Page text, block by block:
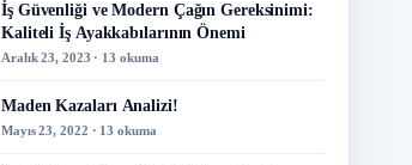
İş Güvenliği ve Modern Çağın Gereksinimi:
Kaliteli İş Ayakkabılarının Önemi
Aralık 23, 2023 · 13 okuma
Maden Kazaları Analizi!
Mayıs 23, 2022 · 13 okuma